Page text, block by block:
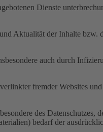
Dienste
Aktualität der Inhalte bzw.
auch durch
fremder Websites
des Datenschutzes,
bedarf der